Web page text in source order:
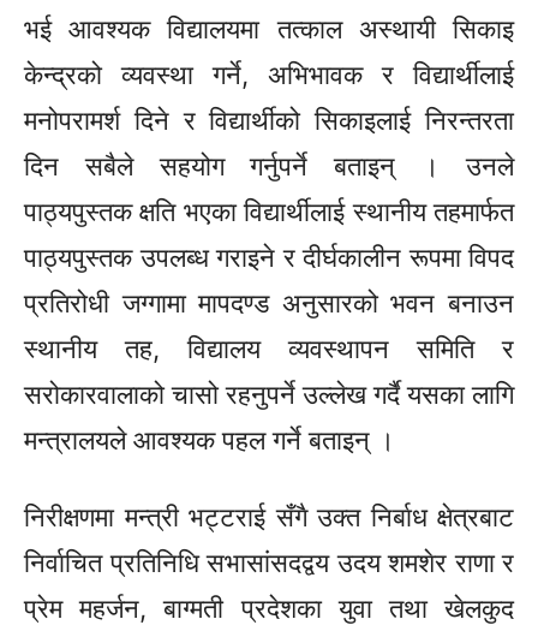
भई आवश्यक विद्यालयमा तत्काल अस्थायी सिकाइ
केन्द्रको व्यवस्था गर्ने, अभिभावक र विद्यार्थीलाई
मनोपरामर्श दिने र विद्यार्थीको सिकाइलाई निरन्तरता
दिन सबैले सहयोग गर्नुपर्ने बताइन् । उनले
पाठ्यपुस्तक क्षति भएका विद्यार्थीलाई स्थानीय तह‌मार्फत
पाठ्यपुस्तक उपलब्ध गराइने र दीर्घकालीन रूपमा विपद
प्रतिरोधी जग्गामा मापदण्ड अनुसारको भवन बनाउन
स्थानीय तह, विद्यालय व्यवस्थापन समिति र
सरोकारवालाको चासो रहनुपर्ने उल्लेख गर्दै यसका लागि
मन्त्रालयले आवश्यक पहल गर्ने बताइन् ।
निरीक्षणमा मन्त्री भट्टराई सँगै उक्त निर्बाध क्षेत्रबाट
निर्वाचित प्रतिनिधि सभासांसदद्वय उदय शमशेर राणा र
प्रेम महर्जन, बाग्मती प्रदेशका युवा तथा खेलकुद